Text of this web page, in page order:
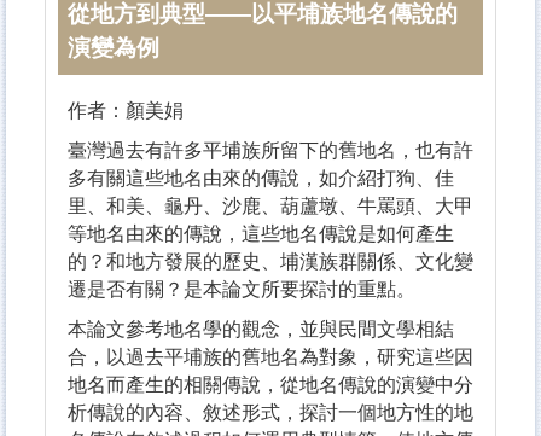
從地方到典型——以平埔族地名傳說的
演變為例
作者：顏美娟
臺灣過去有許多平埔族所留下的舊地名，也有許
多有關這些地名由來的傳說，如介紹打狗、佳
里、和美、龜丹、沙鹿、葫蘆墩、牛罵頭、大甲
等地名由來的傳說，這些地名傳說是如何產生
的？和地方發展的歷史、埔漢族群關係、文化變
遷是否有關？是本論文所要探討的重點。
本論文參考地名學的觀念，並與民間文學相結
合，以過去平埔族的舊地名為對象，研究這些因
地名而產生的相關傳說，從地名傳說的演變中分
析傳說的內容、敘述形式，探討一個地方性的地